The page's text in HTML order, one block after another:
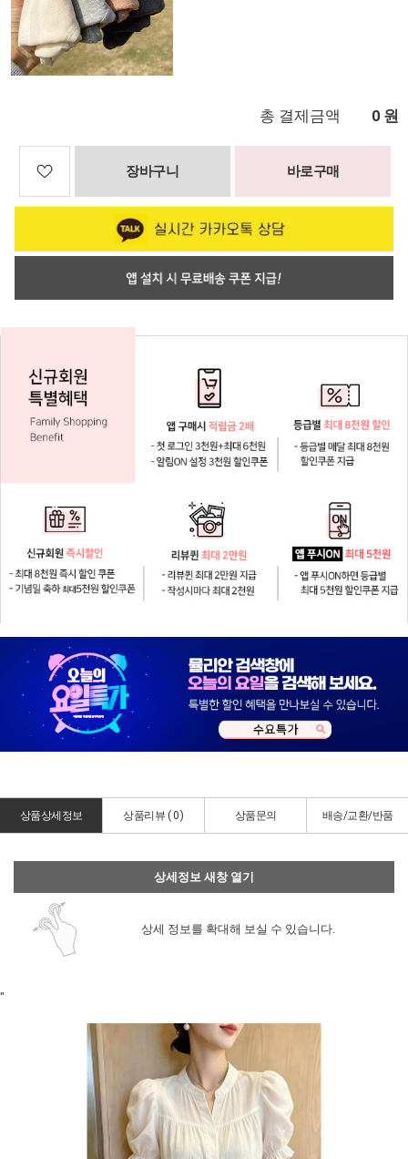
총 결제금액 0 원
장바구니 바로구매
상품상세정보 상품리뷰 ( 0) 상품문의 배송/교환/반품
상세정보 새창 열기
상세 정보를 확대해 보실 수 있습니다.
"